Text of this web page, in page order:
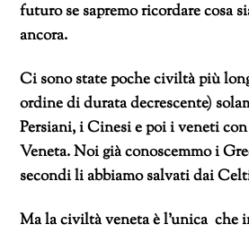
futuro se sapremo ricordare cosa
ancora.
Ci sono state poche civiltà più
ordine di durata decrescente)
Persiani, i Cinesi e poi i veneti
Veneta. Noi già conoscemmo i
secondi li abbiamo salvati dai
Ma la civiltà veneta è l’unica che